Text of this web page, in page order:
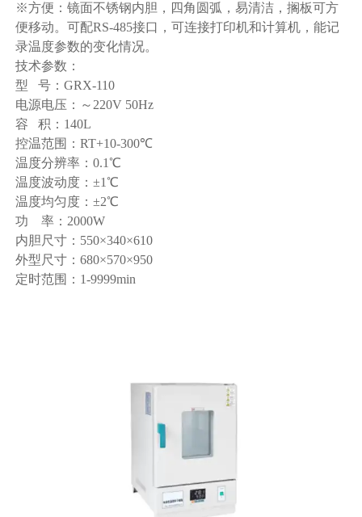
※方便：镜面不锈钢内胆，四角圆弧，易清洁，搁板可方
便移动。可配RS-485接口，可连接打印机和计算机，能记
录温度参数的变化情况。
技术参数：
型 号：GRX-110
电源电压：～220V 50Hz
容 积：140L
控温范围：RT+10-300℃
温度分辨率：0.1℃
温度波动度：±1℃
温度均匀度：±2℃
功 率：2000W
内胆尺寸：550×340×610
外型尺寸：680×570×950
定时范围：1-9999min